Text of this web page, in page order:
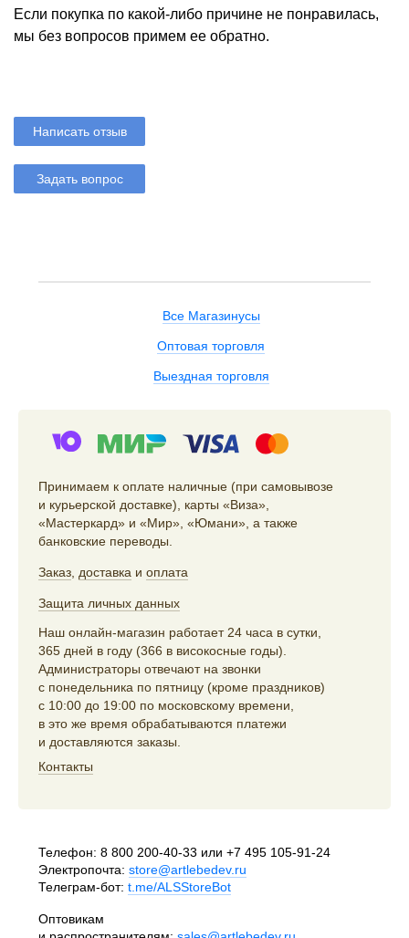
Если покупка по какой-либо причине не понравилась,
мы без вопросов примем ее обратно.
Написать отзыв
Задать вопрос
Все Магазинусы
Оптовая торговля
Выездная торговля
Принимаем к оплате наличные (при самовывозе
и курьерской доставке), карты «Виза»,
«Мастеркард» и «Мир», «Юмани», а также
банковские переводы.
Заказ доставка и оплата
Защита личных данных
Наш онлайн-магазин работает 24 часа в сутки,
365 дней в году (366 в високосные годы).
Администраторы отвечают на звонки
с понедельника по пятницу (кроме праздников)
с 10:00 до 19:00 по московскому времени,
в это же время обрабатываются платежи
и доставляются заказы.
Контакты
Телефон: 8 800 200-40-33 или +7 495 105-91-24
Электропочта: store@artlebedev.ru
Телеграм-бот: t.me/ALSStoreBot
Оптовикам